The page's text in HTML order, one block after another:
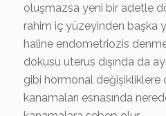
oluşmazsa yeni bir adetle
rahim iç yüzeyinden başka
haline endometriozis
dokusu uterus dışında da
gibi hormonal değişikliklere
kanamaları esnasında